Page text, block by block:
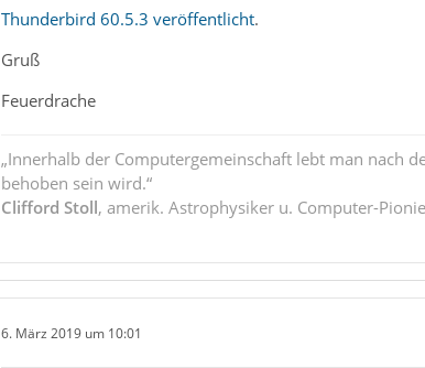
Thunderbird 60.5.3 veröffentlicht.
Gruß
Feuerdrache
„Innerhalb der Computergemeinschaft lebt man nach
behoben sein wird.“
Clifford Stoll, amerik. Astrophysiker u. Computer-
6. März 2019 um 10:01